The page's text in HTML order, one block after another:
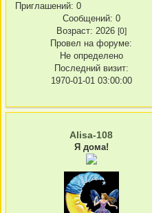
Приглашений: 0
Сообщений: 0
Возраст: 2026 [0]
Провел на форуме:
Не определено
Последний визит:
1970-01-01 03:00:00
Alisa-108
Я дома!